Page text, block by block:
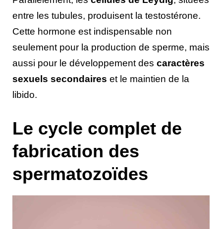
entre les tubules, produisent la testostérone.
Cette hormone est indispensable non
seulement pour la production de sperme, mais
aussi pour le développement des caractères
sexuels secondaires et le maintien de la
libido.
Le cycle complet de
fabrication des
spermatozoïdes